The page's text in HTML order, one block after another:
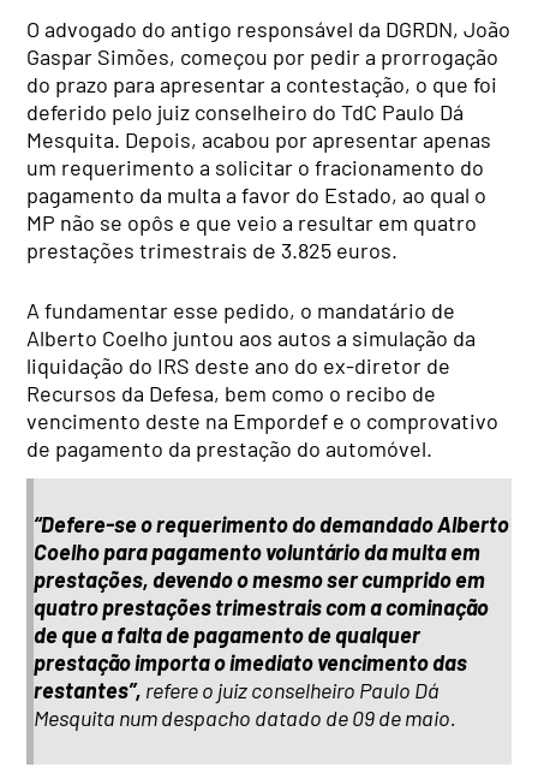
O advogado do antigo responsável da DGRDN, João
Gaspar Simões, começou por pedir a prorrogação
do prazo para apresentar a contestação, o que foi
deferido pelo juiz conselheiro do TdC Paulo Dá
Mesquita. Depois, acabou por apresentar apenas
um requerimento a solicitar o fracionamento do
pagamento da multa a favor do Estado, ao qual o
MP não se opôs e que veio a resultar em quatro
prestações trimestrais de 3.825 euros.
A fundamentar esse pedido, o mandatário de
Alberto Coelho juntou aos autos a simulação da
liquidação do IRS deste ano do ex-diretor de
Recursos da Defesa, bem como o recibo de
vencimento deste na Empordef e o comprovativo
de pagamento da prestação do automóvel.
“Defere-se o requerimento do demandado Alberto
Coelho para pagamento voluntário da multa em
prestações, devendo o mesmo ser cumprido em
quatro prestações trimestrais com a cominação
de que a falta de pagamento de qualquer
prestação importa o imediato vencimento das
restantes”, refere o juiz conselheiro Paulo Dá
Mesquita num despacho datado de 09 de maio.